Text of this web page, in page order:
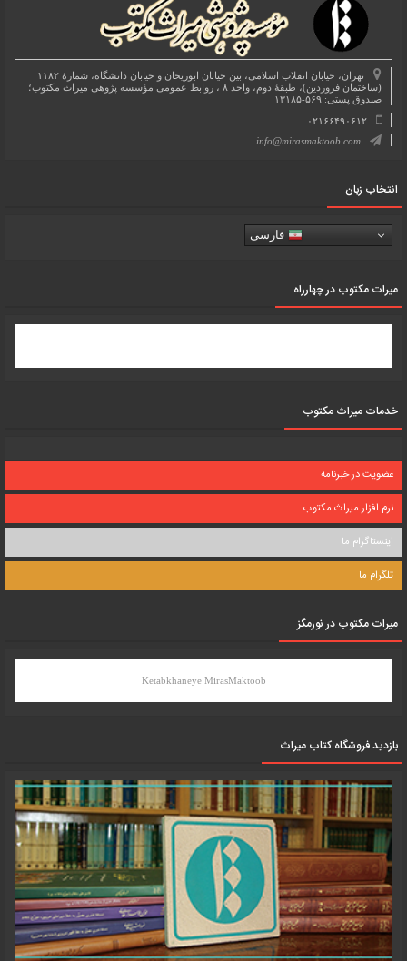
تهران، خیابان انقلاب اسلامی، بین خیابان ابوریحان و خیابان دانشگاه، شمارۀ ۱۱۸۲
(ساختمان فروردین)، طبقۀ دوم، واحد ۸ ، روابط عمومی مؤسسه پژوهی میراث مکتوب؛
صندوق پستی: ۵۶۹-۱۳۱۸۵
۰۲۱۶۶۴۹۰۶۱۲
info@mirasmaktoob.com
انتخاب زبان
فارسی
میرات مکتوب در چهارراه
خدمات میراث مکتوب
عضویت در خبرنامه
نرم افزار میراث مکتوب
اینستاگرام ما
تلگرام ما
میرات مکتوب در نورمگز
Ketabkhaneye MirasMaktoob
بازدید فروشگاه کتاب میراث